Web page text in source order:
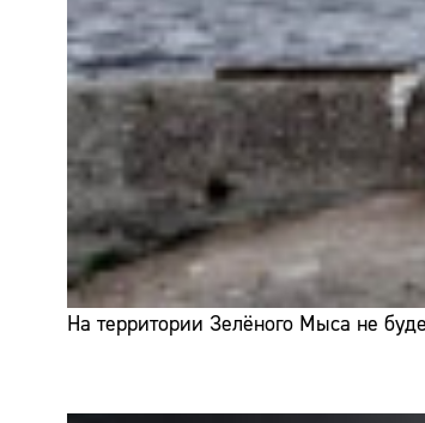
На территории Зелёного Мыса не